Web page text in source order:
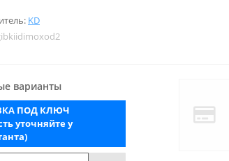
KD
варианты
ПОД КЛЮЧ
уточняйте у